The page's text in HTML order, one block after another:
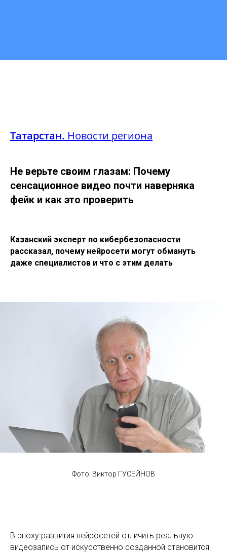
Татарстан. Новости региона
Не верьте своим глазам: Почему
сенсационное видео почти наверняка
фейк и как это проверить
Казанский эксперт по кибербезопасности
рассказал, почему нейросети могут обмануть
даже специалистов и что с этим делать
Фото: Виктор ГУСЕЙНОВ
В эпоху развития нейросетей отличить реальную
видеозапись от искусственно созданной становится